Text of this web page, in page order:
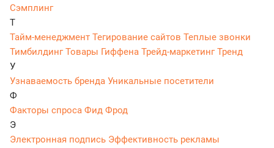
Сэмплинг
Т
Тайм-менеджмент Тегирование сайтов Теплые звонки
ТимбилдингТовары Гиффена Трейд-маркетингТренд
У
Узнаваемость бренда Уникальные посетители
Ф
Факторы спроса Фид Фрод
Э
Электронная подпись Эффективность рекламы